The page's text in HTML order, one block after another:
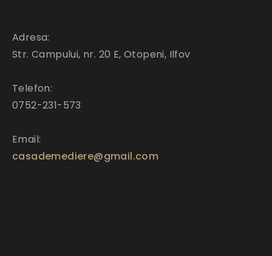
Adresa:
Str. Campului, nr. 20 E, Otopeni, Ilfov
Telefon:
0752-231-573
Email:
casademediere@gmail.com